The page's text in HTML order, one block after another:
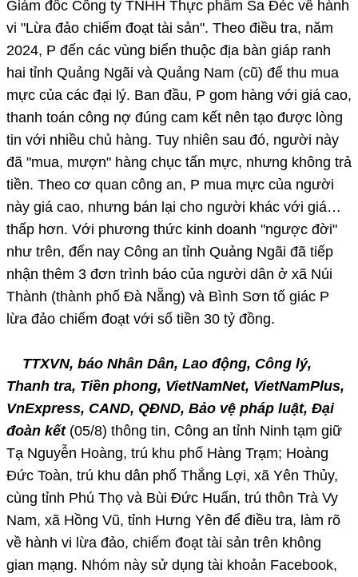
Giám đốc Công ty TNHH Thực phẩm Sa Đéc về hành
vi "Lừa đảo chiếm đoạt tài sản". Theo điều tra, năm
2024, P đến các vùng biển thuộc địa bàn giáp ranh
hai tỉnh Quảng Ngãi và Quảng Nam (cũ) để thu mua
mực của các đại lý. Ban đầu, P gom hàng với giá cao,
thanh toán công nợ đúng cam kết nên tạo được lòng
tin với nhiều chủ hàng. Tuy nhiên sau đó, người này
đã "mua, mượn" hàng chục tấn mực, nhưng không trả
tiền. Theo cơ quan công an, P mua mực của người
này giá cao, nhưng bán lại cho người khác với giá…
thấp hơn. Với phương thức kinh doanh "ngược đời"
như trên, đến nay Công an tỉnh Quảng Ngãi đã tiếp
nhận thêm 3 đơn trình báo của người dân ở xã Núi
Thành (thành phố Đà Nẵng) và Bình Sơn tố giác P
lừa đảo chiếm đoạt với số tiền 30 tỷ đồng.
TTXVN, báo Nhân Dân, Lao động, Công lý,
Thanh tra, Tiền phong, VietNamNet, VietNamPlus,
VnExpress, CAND, QĐND, Bảo vệ pháp luật, Đại
đoàn kết (05/8) thông tin, Công an tỉnh Ninh tạm giữ
Tạ Nguyễn Hoàng, trú khu phố Hàng Trạm; Hoàng
Đức Toàn, trú khu dân phố Thắng Lợi, xã Yên Thủy,
cùng tỉnh Phú Thọ và Bùi Đức Huấn, trú thôn Trà Vy
Nam, xã Hồng Vũ, tỉnh Hưng Yên để điều tra, làm rõ
về hành vi lừa đảo, chiếm đoạt tài sản trên không
gian mạng. Nhóm này sử dụng tài khoản Facebook,